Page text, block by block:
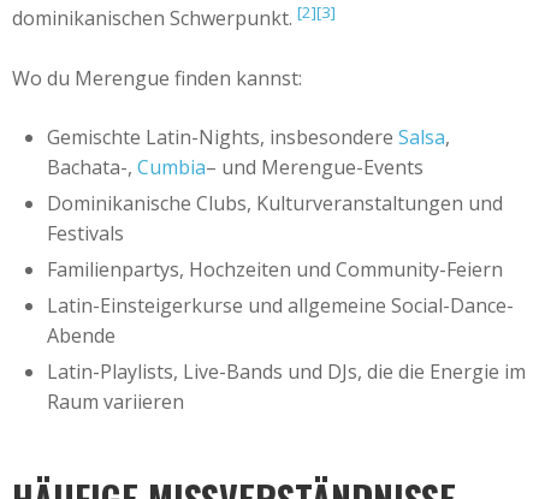
dominikanischen Schwerpunkt. [2][3]
Wo du Merengue finden kannst:
Gemischte Latin-Nights, insbesondere Salsa,
Bachata-, Cumbia– und Merengue-Events
Dominikanische Clubs, Kulturveranstaltungen und
Festivals
Familienpartys, Hochzeiten und Community-Feiern
Latin-Einsteigerkurse und allgemeine Social-Dance-
Abende
Latin-Playlists, Live-Bands und DJs, die die Energie im
Raum variieren